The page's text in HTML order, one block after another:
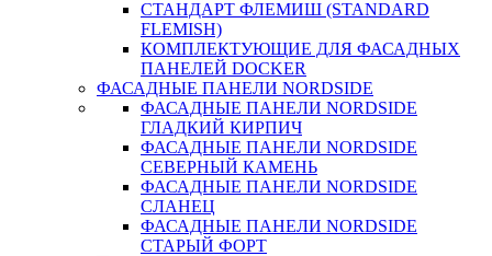
СТАНДАРТ ФЛЕМИШ (STANDARD
FLEMISH)
КОМПЛЕКТУЮЩИЕ ДЛЯ ФАСАДНЫХ
ПАНЕЛЕЙ DOCKER
ФАСАДНЫЕ ПАНЕЛИ NORDSIDE
ФАСАДНЫЕ ПАНЕЛИ NORDSIDE
ГЛАДКИЙ КИРПИЧ
ФАСАДНЫЕ ПАНЕЛИ NORDSIDE
СЕВЕРНЫЙ КАМЕНЬ
ФАСАДНЫЕ ПАНЕЛИ NORDSIDE
СЛАНЕЦ
ФАСАДНЫЕ ПАНЕЛИ NORDSIDE
СТАРЫЙ ФОРТ